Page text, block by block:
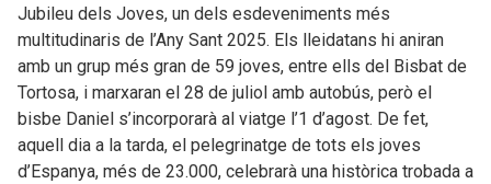
Jubileu dels Joves, un dels esdeveniments més
multitudinaris de l’Any Sant 2025. Els lleidatans hi aniran
amb un grup més gran de 59 joves, entre ells del Bisbat de
Tortosa, i marxaran el 28 de juliol amb autobús, però el
bisbe Daniel s’incorporarà al viatge l’1 d’agost. De fet,
aquell dia a la tarda, el pelegrinatge de tots els joves
d’Espanya, més de 23.000, celebrarà una històrica trobada a